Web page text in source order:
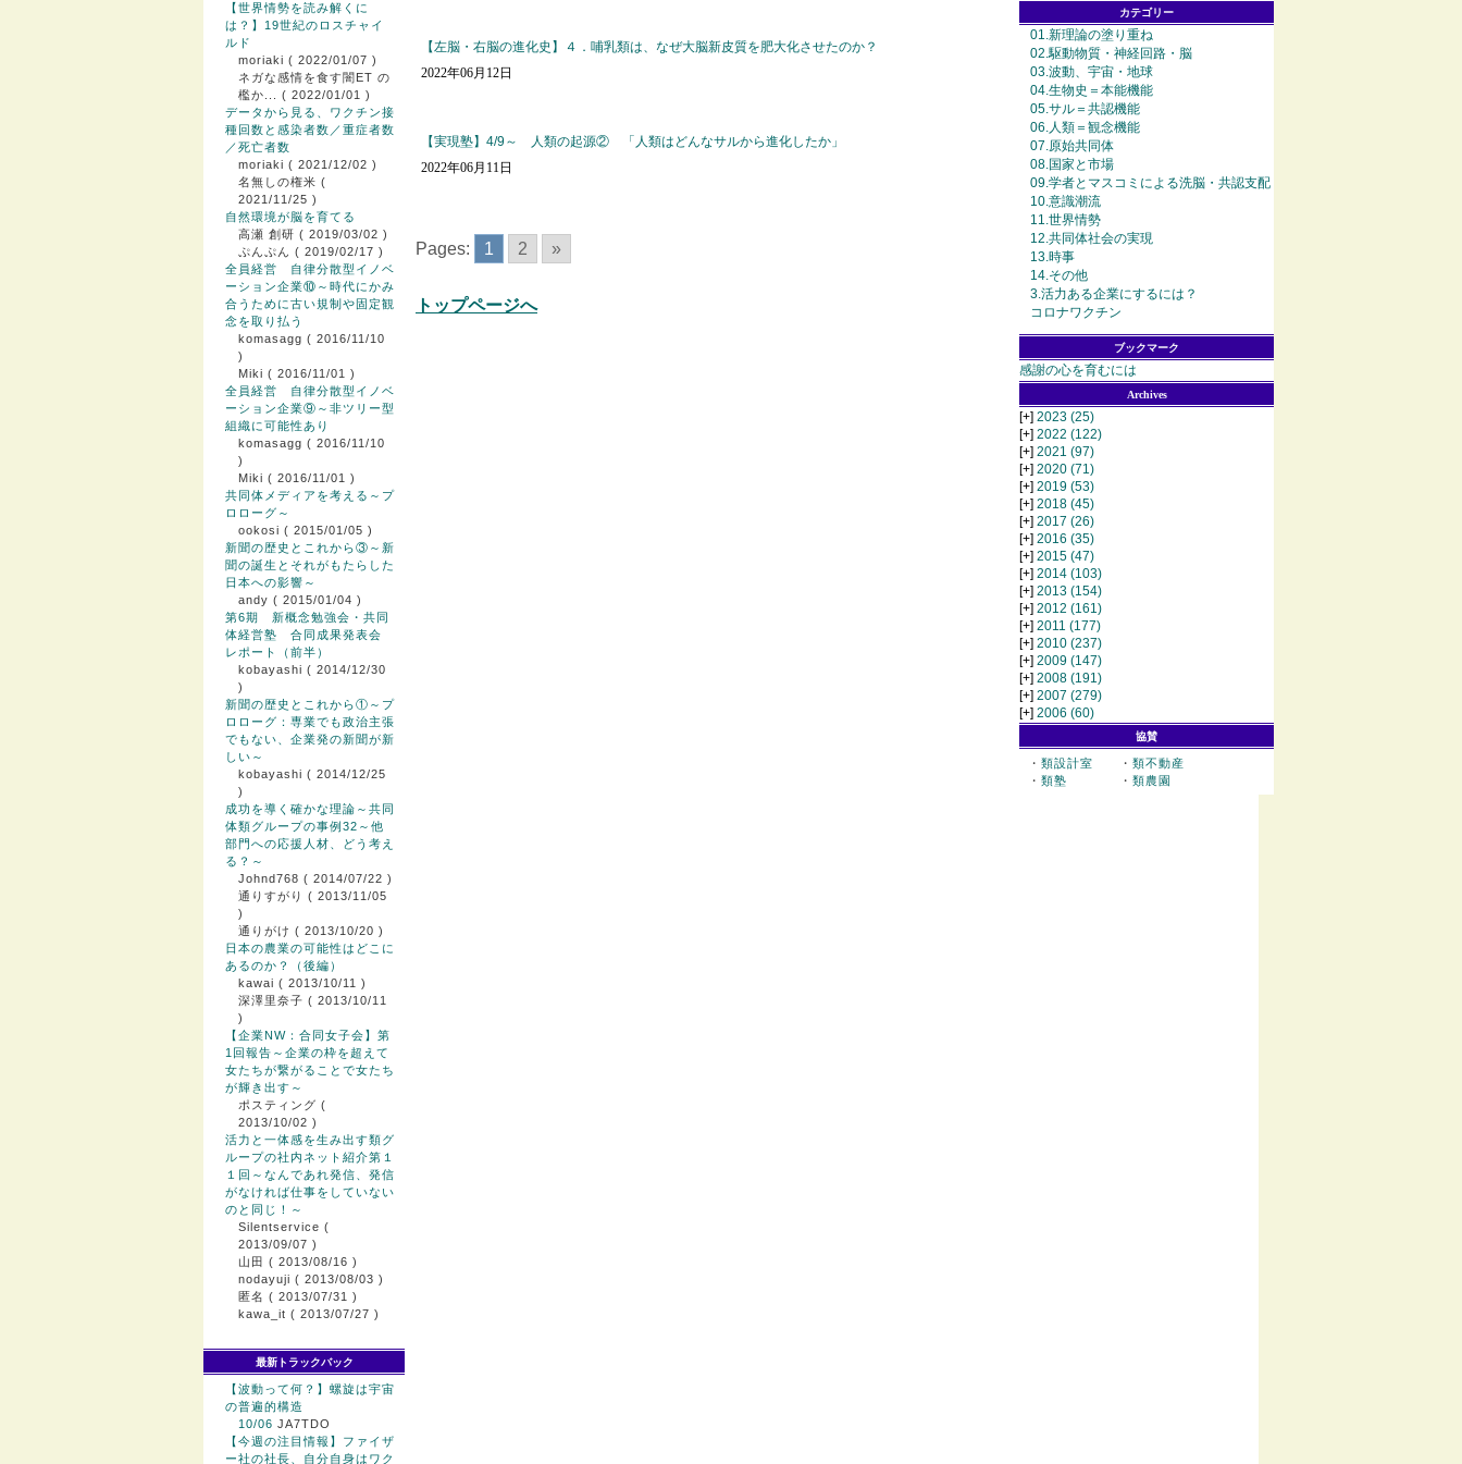
【世界情勢を読み解くに
は？】19世紀のロスチャイ
ルド
moriaki ( 2022/01/07 )
ネガな感情を食す闇ET の
檻か... ( 2022/01/01 )
データから見る、ワクチン接
種回数と感染者数／重症者数
／死亡者数
moriaki ( 2021/12/02 )
名無しの権米 (
2021/11/25 )
自然環境が脳を育てる
高瀬 創研 ( 2019/03/02 )
ぷんぷん ( 2019/02/17 )
全員経営 自律分散型イノベ
ーション企業⑩～時代にかみ
合うために古い規制や固定観
念を取り払う
komasagg ( 2016/11/10
)
Miki ( 2016/11/01 )
全員経営 自律分散型イノベ
ーション企業⑨～非ツリー型
組織に可能性あり
komasagg ( 2016/11/10
)
Miki ( 2016/11/01 )
共同体メディアを考える～プ
ロローグ～
ookosi ( 2015/01/05 )
新聞の歴史とこれから③～新
聞の誕生とそれがもたらした
日本への影響～
andy ( 2015/01/04 )
第6期 新概念勉強会・共同
体経営塾 合同成果発表会
レポート（前半）
kobayashi ( 2014/12/30
)
新聞の歴史とこれから①～プ
ロローグ：専業でも政治主張
でもない、企業発の新聞が新
しい～
kobayashi ( 2014/12/25
)
成功を導く確かな理論～共同
体類グループの事例32～他
部門への応援人材、どう考え
る？～
Johnd768 ( 2014/07/22 )
通りすがり ( 2013/11/05
)
通りがけ ( 2013/10/20 )
日本の農業の可能性はどこに
あるのか？（後編）
kawai ( 2013/10/11 )
深澤里奈子 ( 2013/10/11
)
【企業NW：合同女子会】第
1回報告～企業の枠を超えて
女たちが繋がることで女たち
が輝き出す～
ポスティング (
2013/10/02 )
活力と一体感を生み出す類グ
ループの社内ネット紹介第１
１回～なんであれ発信、発信
がなければ仕事をしていない
のと同じ！～
Silentservice (
2013/09/07 )
山田 ( 2013/08/16 )
nodayuji ( 2013/08/03 )
匿名 ( 2013/07/31 )
kawa_it ( 2013/07/27 )
最新トラックバック
【波動って何？】螺旋は宇宙
の普遍的構造
10/06 JA7TDO
【今週の注目情報】ファイザ
ー社の社長、自分自身はワク
【左脳・右脳の進化史】４．哺乳類は、なぜ大脳新皮質を肥大化させたのか？
2022年06月12日
【実現塾】4/9～ 人類の起源② 「人類はどんなサルから進化したか」
2022年06月11日
Pages: 1 2 »
トップページへ
カテゴリー
01.新理論の塗り重ね
02.駆動物質・神経回路・脳
03.波動、宇宙・地球
04.生物史＝本能機能
05.サル＝共認機能
06.人類＝観念機能
07.原始共同体
08.国家と市場
09.学者とマスコミによる洗脳・共認支配
10.意識潮流
11.世界情勢
12.共同体社会の実現
13.時事
14.その他
3.活力ある企業にするには？
コロナワクチン
ブックマーク
感謝の心を育むには
Archives
[+] 2023 (25)
[+] 2022 (122)
[+] 2021 (97)
[+] 2020 (71)
[+] 2019 (53)
[+] 2018 (45)
[+] 2017 (26)
[+] 2016 (35)
[+] 2015 (47)
[+] 2014 (103)
[+] 2013 (154)
[+] 2012 (161)
[+] 2011 (177)
[+] 2010 (237)
[+] 2009 (147)
[+] 2008 (191)
[+] 2007 (279)
[+] 2006 (60)
協賛
・ 類設計室 ・ 類不動産
・ 類塾 ・ 類農園